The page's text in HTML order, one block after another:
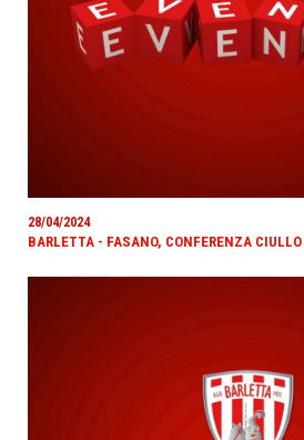
28/04/2024
BARLETTA - FASANO, CONFERENZA